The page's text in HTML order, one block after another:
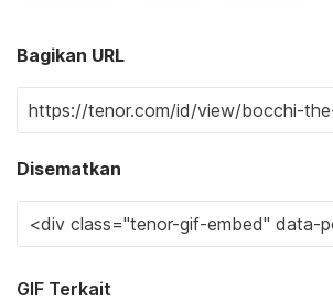
Bagikan URL
Disematkan
GIF Terkait